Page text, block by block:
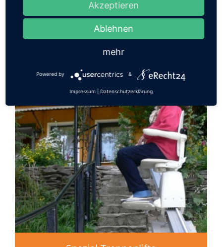
Hublifte bis 3m
Akzeptieren
Ablehnen
mehr
Powered by &
Impressum Datenschutzerklärung